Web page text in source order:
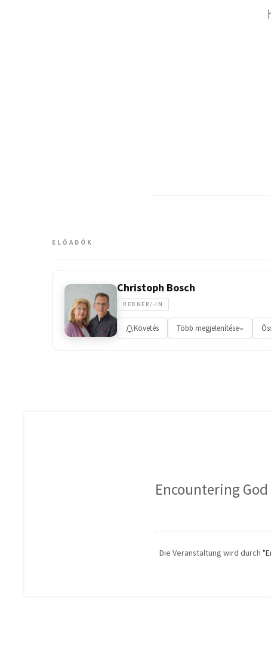
ELŐADÓK
Christoph Bosch
REDNER/-IN
Követés Több megjelenítése
Encountering
Die Veranstaltung wird durch